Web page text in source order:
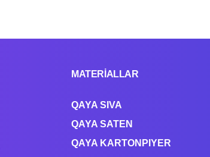
MATERİALLAR
QAYA SIVA
QAYA SATEN
QAYA KARTONPIYER